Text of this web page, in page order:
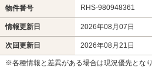
物件番号 RHS-980948361
情報更新日 2026年08月07日
次回更新日 2026年08月21日
※各種情報と差異がある場合は現況優先とな